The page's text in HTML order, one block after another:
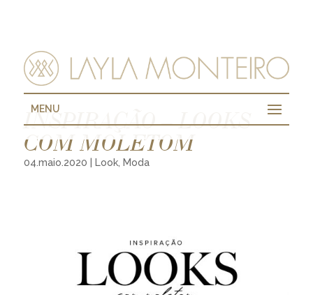
MENU
INSPIRAÇÃO – LOOKS
COM MOLETOM
04.maio.2020 Look, Moda